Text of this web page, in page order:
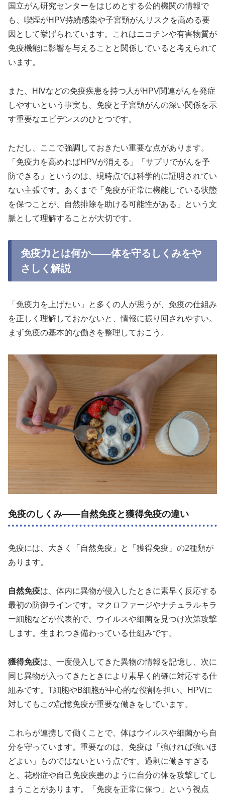
国立がん研究センターをはじめとする公的機関の情報で
も、喫煙がHPV持続感染や子宮頸がんリスクを高める要
因として挙げられています。これはニコチンや有害物質が
免疫機能に影響を与えることと関係していると考えられて
います。
また、HIVなどの免疫疾患を持つ人がHPV関連がんを発症
しやすいという事実も、免疫と子宮頸がんの深い関係を示
す重要なエビデンスのひとつです。
ただし、ここで強調しておきたい重要な点があります。
「免疫力を高めればHPVが消える」「サプリでがんを予
防できる」というのは、現時点では科学的に証明されてい
ない主張です。あくまで「免疫が正常に機能している状態
を保つことが、自然排除を助ける可能性がある」という文
脈として理解することが大切です。
免疫力とは何か——体を守るしくみをや
さしく解説
「免疫力を上げたい」と多くの人が思うが、免疫の仕組み
を正しく理解しておかないと、情報に振り回されやすい。
まず免疫の基本的な働きを整理しておこう。
免疫のしくみ——自然免疫と獲得免疫の違い
免疫には、大きく「自然免疫」と「獲得免疫」の2種類が
あります。
自然免疫は、体内に異物が侵入したときに素早く反応する
最初の防御ラインです。マクロファージやナチュラルキラ
ー細胞などが代表的で、ウイルスや細菌を見つけ次第攻撃
します。生まれつき備わっている仕組みです。
獲得免疫は、一度侵入してきた異物の情報を記憶し、次に
同じ異物が入ってきたときにより素早く的確に対応する仕
組みです。T細胞やB細胞が中心的な役割を担い、HPVに
対してもこの記憶免疫が重要な働きをしています。
これらが連携して働くことで、体はウイルスや細菌から自
分を守っています。重要なのは、免疫は「強ければ強いほ
どよい」ものではないという点です。過剰に働きすぎる
と、花粉症や自己免疫疾患のように自分の体を攻撃してし
まうことがあります。「免疫を正常に保つ」という視点